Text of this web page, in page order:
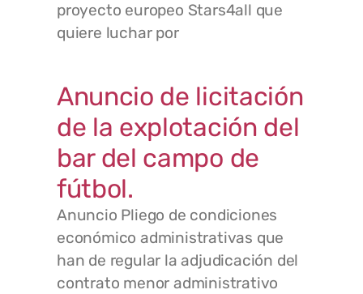
proyecto europeo Stars4all que
quiere luchar por
Anuncio de licitación
de la explotación del
bar del campo de
fútbol.
Anuncio Pliego de condiciones
económico administrativas que
han de regular la adjudicación del
contrato menor administrativo